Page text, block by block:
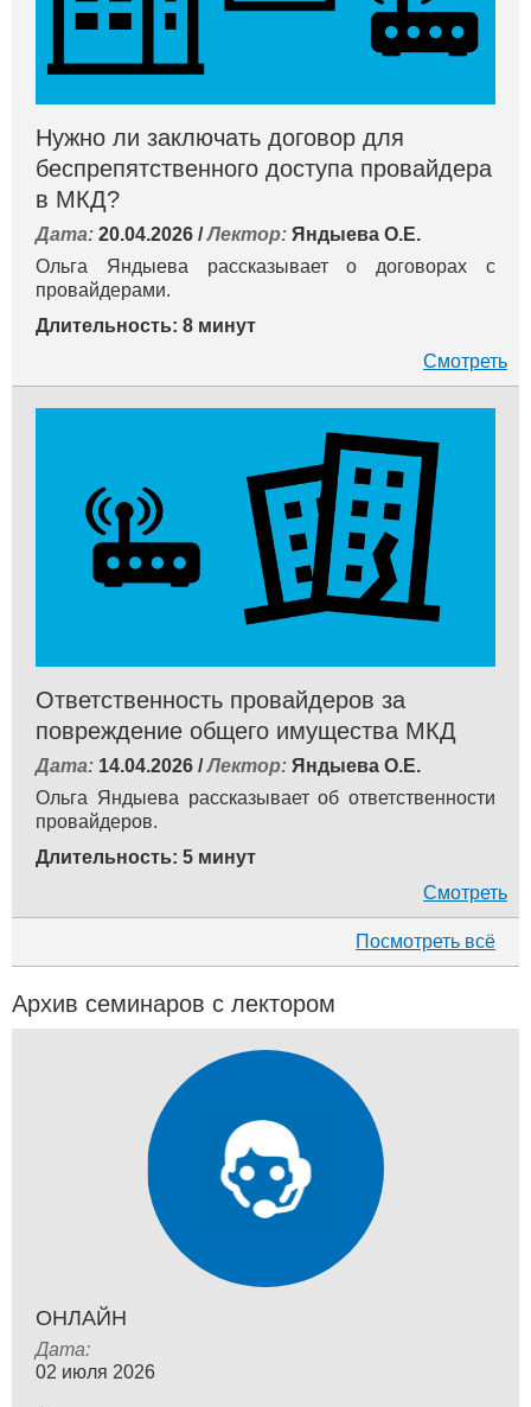
Нужно ли заключать договор для
беспрепятственного доступа провайдера
в МКД?
Дата: 20.04.2026 /Лектор: Яндыева О.Е.
Ольга Яндыева рассказывает о договорах с
провайдерами.
Длительность: 8 минут
Смотреть
Ответственность провайдеров за
повреждение общего имущества МКД
Дата: 14.04.2026 /Лектор: Яндыева О.Е.
Ольга Яндыева рассказывает об ответственности
провайдеров.
Длительность: 5 минут
Смотреть
Посмотреть всё
Архив семинаров с лектором
ОНЛАЙН
Дата:
02 июля 2026